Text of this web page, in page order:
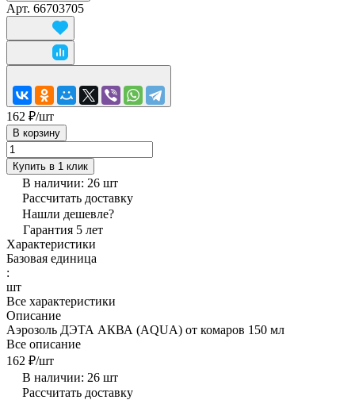
Арт. 66703705
162 ₽/шт
В корзину
Купить в 1 клик
В наличии: 26 шт
Рассчитать доставку
Нашли дешевле?
Гарантия 5 лет
Характеристики
Базовая единица
:
шт
Все характеристики
Описание
Аэрозоль ДЭТА АКВА (AQUA) от комаров 150 мл
Все описание
162 ₽/шт
В наличии: 26 шт
Рассчитать доставку